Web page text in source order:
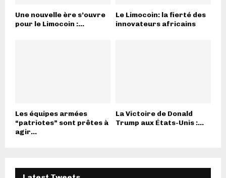
Une nouvelle ère s’ouvre
pour le Limocoin :...
Le Limocoin: la fierté des
innovateurs africains
Les équipes armées
“patriotes” sont prêtes à
agir...
La Victoire de Donald
Trump aux États-Unis :...